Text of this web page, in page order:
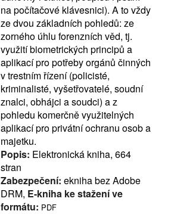
na počítačové klávesnici). A to vždy
ze dvou základních pohledů: ze
zorného úhlu forenzních věd, tj.
využití biometrických principů a
aplikací pro potřeby orgánů činných
v trestním řízení (policisté,
kriminalisté, vyšetřovatelé, soudní
znalci, obhájci a soudci) a z
pohledu komerčně využitelných
aplikací pro privátní ochranu osob a
majetku.
Popis: Elektronická kniha, 664
stran
Zabezpečení: ekniha bez Adobe
DRM, E-kniha ke stažení ve
formátu: PDF